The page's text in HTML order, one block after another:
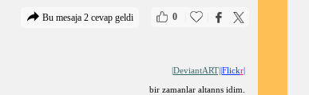
0
Bu mesaja 2 cevap geldi
|DeviantART||Flickr|
bir zamanlar altanns idim.